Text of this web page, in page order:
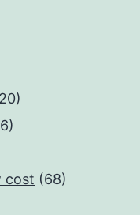
cost (68)